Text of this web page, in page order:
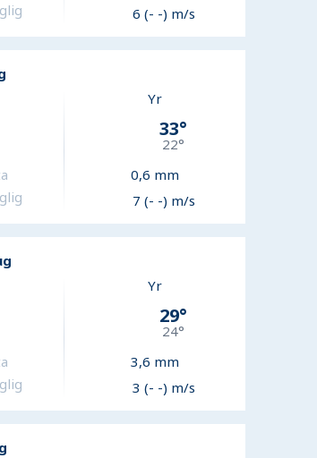
6 (- -) m/s
Yr
33°
22°
0,6 mm
7 (- -) m/s
Yr
29°
24°
3,6 mm
3 (- -) m/s